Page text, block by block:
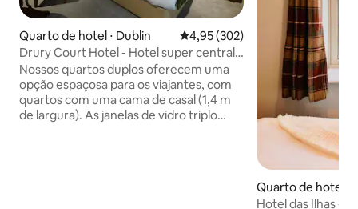
Quarto de hotel ⋅ Dublin 4,95 de uma avaliação média de
4,95 (302)
Drury Court Hotel - Hotel super central
em Dublin
Nossos quartos duplos oferecem uma
opção espaçosa para os viajantes, com
quartos com uma cama de casal (1,4 m
de largura). As janelas de vidro triplo
Quarto de hotel ⋅
n
Hotel das Ilhas -